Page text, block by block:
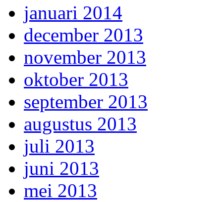
januari 2014
december 2013
november 2013
oktober 2013
september 2013
augustus 2013
juli 2013
juni 2013
mei 2013